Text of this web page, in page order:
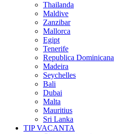
Thailanda
Maldive
Zanzibar
Mallorca
Egipt
Tenerife
Republica Dominicana
Madeira
Seychelles
Bali
Dubai
Malta
Mauritius
Sri Lanka
TIP VACANTA